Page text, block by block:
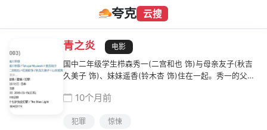
夸克 云搜
青之炎
电影
国中二年级学生栉森秀一(二宫和也 饰)与母亲友子(秋吉
久美子 饰)、妹妹遥香(铃木杏 饰)住在一起。秀一的父亲
饰)，而这段婚姻又因为曾根的暴力倾向而夭折。某天，
将曾根赶出家门，另一方面，曾根好像又对遥香心怀不
10个月前
犯罪 惊悚